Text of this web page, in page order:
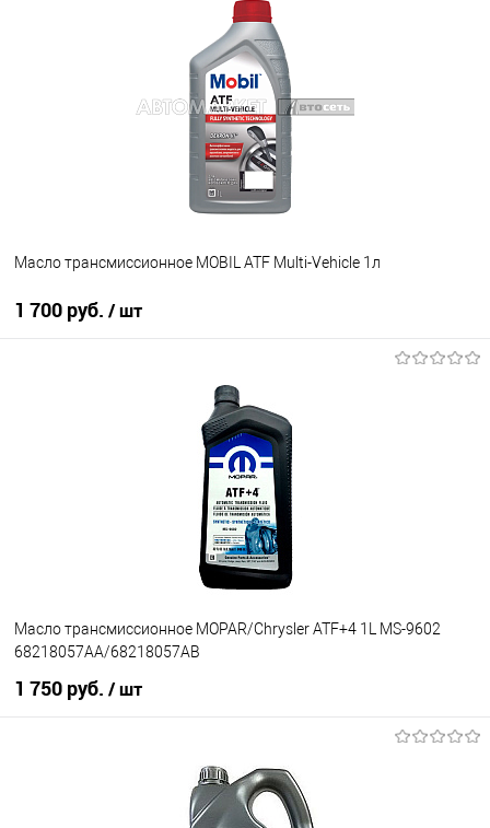
Масло трансмиссионное MOBIL ATF Multi-Vehicle 1л
1 700 руб. / шт
Масло трансмиссионное MOPAR/Chrysler ATF+4 1L MS-9602
68218057AA/68218057AB
1 750 руб. / шт
В наличии